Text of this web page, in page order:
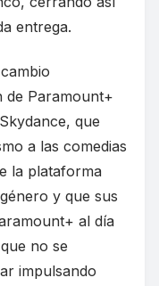
entrega.
de Paramount+
que
a las comedias
la plataforma
y que sus
al día
no se
impulsando